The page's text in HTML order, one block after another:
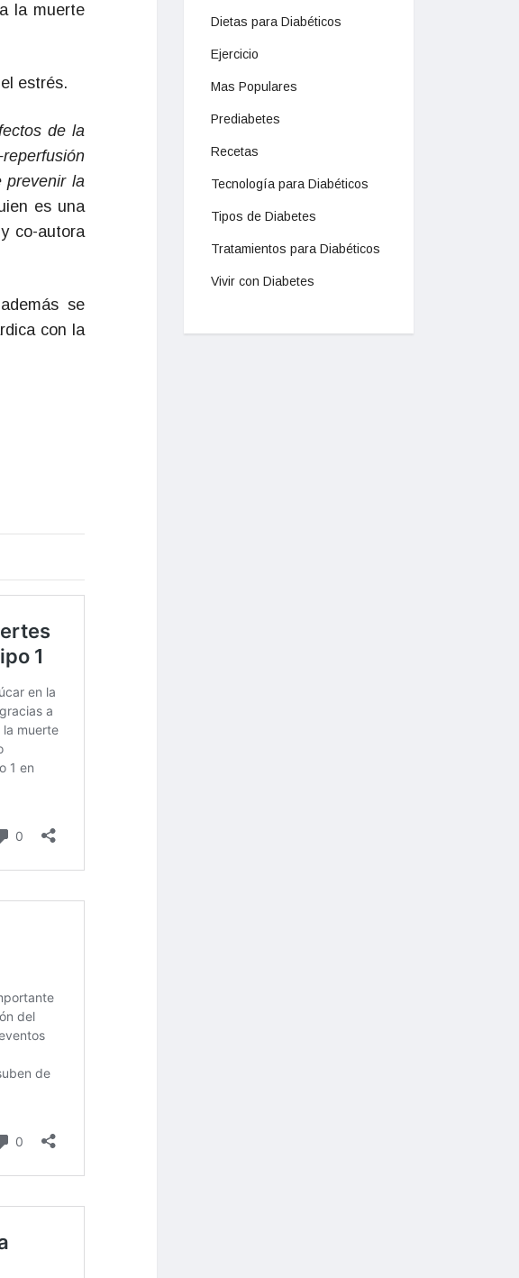
la muerte
estrés.
de la
prevenir la
es una
co-autora
se
con la
Dietas para Diabéticos
Ejercicio
Mas Populares
Prediabetes
Recetas
Tecnología para Diabéticos
Tipos de Diabetes
Tratamientos para Diabéticos
Vivir con Diabetes